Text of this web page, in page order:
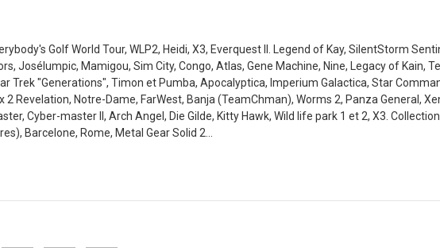
Golf World Tour, WLP2, Heidi, X3, Everquest II. Legend of Kay, SilentStorm
Josélumpic, Mamigou, Sim City, Congo, Atlas, Gene Machine, Nine, Legacy of Kain,
Trek "Generations", Timon et Pumba, Apocalyptica, Imperium Galactica, Star
2 Revelation, Notre-Dame, FarWest, Banja (TeamChman), Worms 2, Panza General,
Cyber-master II, Arch Angel, Die Gilde, Kitty Hawk, Wild life park 1 et 2, X3. Collection
Barcelone, Rome, Metal Gear Solid 2...